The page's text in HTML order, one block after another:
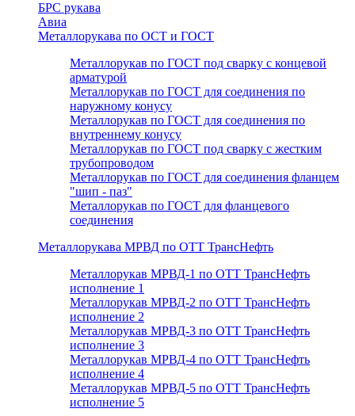
БРС рукава
Авиа
Металлорукава по ОСТ и ГОСТ
Металлорукав по ГОСТ под сварку с концевой
арматурой
Металлорукав по ГОСТ для соединения по
наружному конусу
Металлорукав по ГОСТ для соединения по
внутреннему конусу
Металлорукав по ГОСТ под сварку с жестким
трубопроводом
Металлорукав по ГОСТ для соединения фланцем
"шип - паз"
Металлорукав по ГОСТ для фланцевого
соединения
Металлорукава МРВД по ОТТ ТрансНефть
Металлорукав МРВД-1 по ОТТ ТрансНефть
исполнение 1
Металлорукав МРВД-2 по ОТТ ТрансНефть
исполнение 2
Металлорукав МРВД-3 по ОТТ ТрансНефть
исполнение 3
Металлорукав МРВД-4 по ОТТ ТрансНефть
исполнение 4
Металлорукав МРВД-5 по ОТТ ТрансНефть
исполнение 5